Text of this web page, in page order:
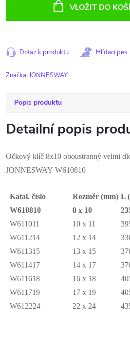
VLOŽIT DO
Dotaz k produktu Hlídací pes
Značka:JONNESWAY
Popis produktu
Detailní popis
Očkový klíč 8x10 oboustranný velmi
JONNESWAY W610810
Katal. číslo Rozměr (mm) L
W610810
8 x 10
W611011
10 x 11
W611214
12 x 14
W611315
13 x 15
W611417
14 x 17
W611618
16 x 18
W611719
17 x 19
W612224
22 x 24